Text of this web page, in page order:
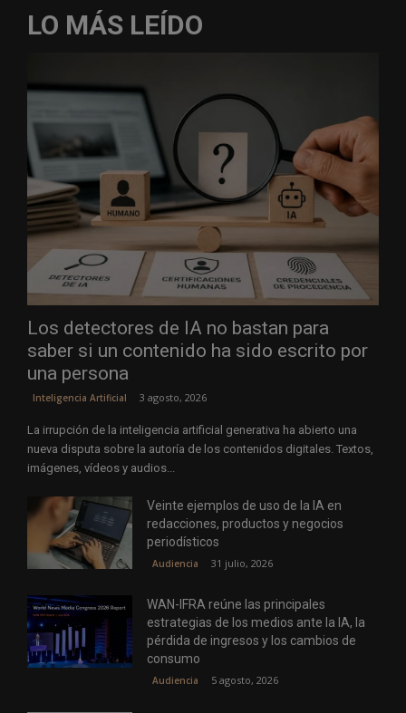
LO MÁS LEÍDO
Los detectores de IA no bastan para
saber si un contenido ha sido escrito por
una persona
Inteligencia Artificial 3 agosto, 2026
La irrupción de la inteligencia artificial generativa ha abierto una
nueva disputa sobre la autoría de los contenidos digitales. Textos,
imágenes, vídeos y audios...
Veinte ejemplos de uso de la IA en
redacciones, productos y negocios
periodísticos
Audiencia 31 julio, 2026
WAN-IFRA reúne las principales
estrategias de los medios ante la IA, la
pérdida de ingresos y los cambios de
consumo
Audiencia 5 agosto, 2026